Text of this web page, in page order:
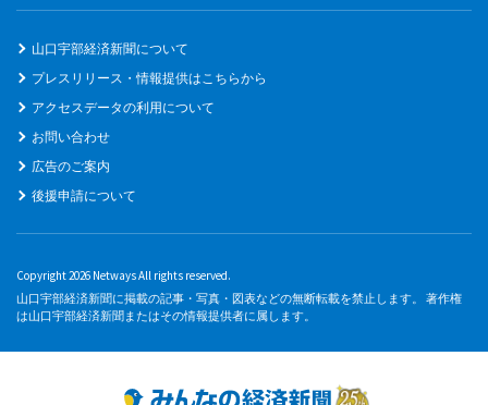
山口宇部経済新聞について
プレスリリース・情報提供はこちらから
アクセスデータの利用について
お問い合わせ
広告のご案内
後援申請について
Copyright 2026 Netways All rights reserved.
山口宇部経済新聞に掲載の記事・写真・図表などの無断転載を禁止します。 著作権
は山口宇部経済新聞またはその情報提供者に属します。